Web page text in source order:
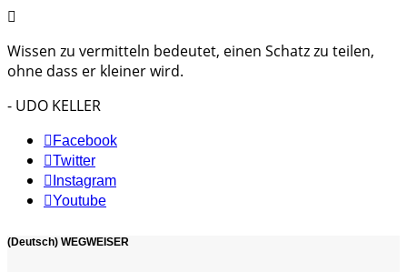
Wissen zu vermitteln bedeutet, einen Schatz zu teilen,
ohne dass er kleiner wird.
- UDO KELLER
Facebook
Twitter
Instagram
Youtube
(Deutsch) WEGWEISER